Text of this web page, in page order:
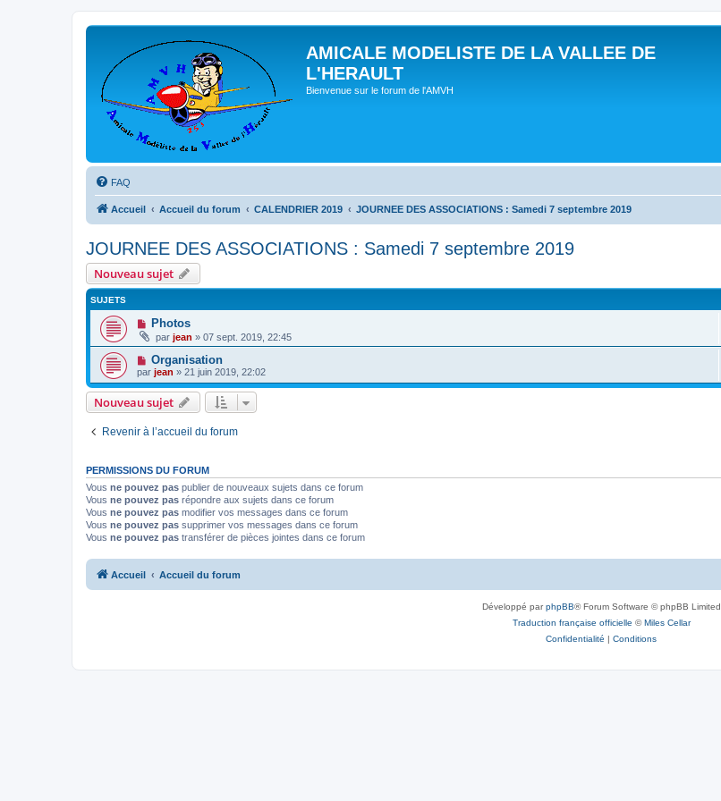
AMICALE MODELISTE DE LA VALLEE DE
L'HERAULT
Bienvenue sur le forum de l'AMVH
FAQ
Accueil Accueil du forum CALENDRIER 2019 JOURNEE DES ASSOCIATIONS : Samedi 7 septembre 2019
JOURNEE DES ASSOCIATIONS : Samedi 7 septembre 2019
Nouveau sujet
SUJETS
Photos
par jean » 07 sept. 2019, 22:45
Organisation
par jean » 21 juin 2019, 22:02
Nouveau sujet
Revenir à l’accueil du forum
PERMISSIONS DU FORUM
Vous ne pouvez pas publier de nouveaux sujets dans ce forum
Vous ne pouvez pas répondre aux sujets dans ce forum
Vous ne pouvez pas modifier vos messages dans ce forum
Vous ne pouvez pas supprimer vos messages dans ce forum
Vous ne pouvez pas transférer de pièces jointes dans ce forum
Accueil Accueil du forum
Développé parphpBB® Forum Software © phpBB Limited
Traduction française officielle ©Miles Cellar
Confidentialité | Conditions